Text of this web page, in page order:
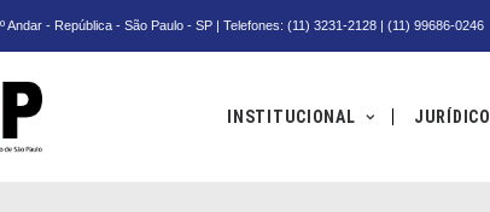
Andar - República - São Paulo - SP | Telefones: (11) 3231-2128 | (11) 99686-0246
INSTITUCIONAL JURÍDICO